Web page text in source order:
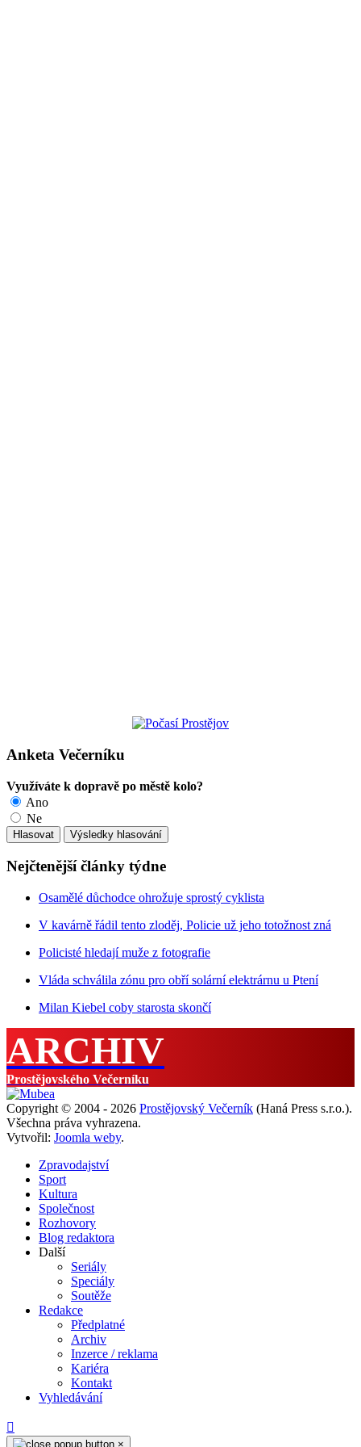
Anketa Večerníku
Využíváte k dopravě po městě kolo?
Ano
Ne
Nejčtenější články týdne
Osamělé důchodce ohrožuje sprostý cyklista
V kavárně řádil tento zloděj, Policie už jeho totožnost zná
Policisté hledají muže z fotografie
Vláda schválila zónu pro obří solární elektrárnu u Ptení
Milan Kiebel coby starosta skončí
ARCHIV
Prostějovského Večerníku
Copyright © 2004 - 2026 Prostějovský Večerník (Haná Press s.r.o.).
Všechna práva vyhrazena.
Vytvořil: Joomla weby.
Zpravodajství
Sport
Kultura
Společnost
Rozhovory
Blog redaktora
Další
Seriály
Speciály
Soutěže
Redakce
Předplatné
Archiv
Inzerce / reklama
Kariéra
Kontakt
Vyhledávání
×